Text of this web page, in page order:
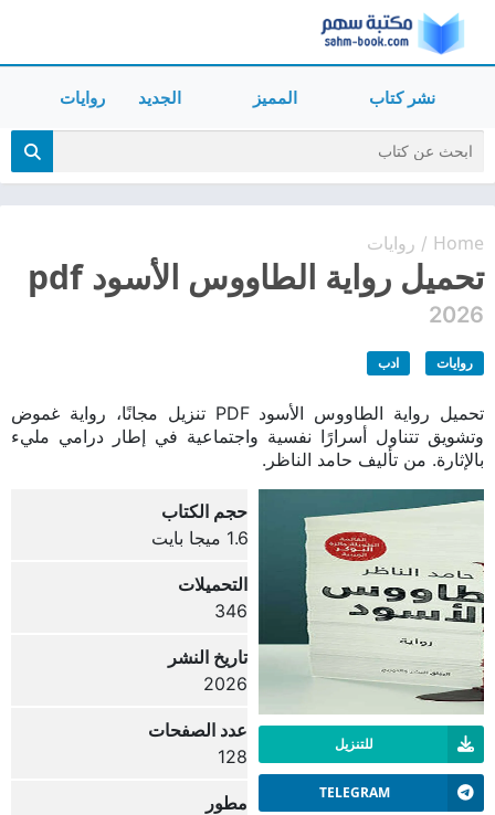
نشر كتاب المميز الجديد روايات
Home
/ روايات
تحميل رواية الطاووس الأسود pdf
2026
روايات ادب
تحميل رواية الطاووس الأسود PDF تنزيل مجانًا، رواية غموض
وتشويق تتناول أسرارًا نفسية واجتماعية في إطار درامي مليء
بالإثارة. من تأليف حامد الناظر.
للتنزيل
TELEGRAM
حجم الكتاب
1.6 ميجا بايت
التحميلات
346
تاريخ النشر
2026
عدد الصفحات
128
مطور